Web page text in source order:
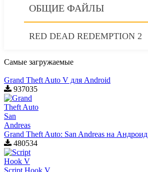
ОБЩИЕ ФАЙЛЫ
RED DEAD REDEMPTION 2
Самые загружаемые
Grand Theft Auto V для Android
937035
Grand Theft Auto: San Andreas на Андроид
480534
Script Hook V